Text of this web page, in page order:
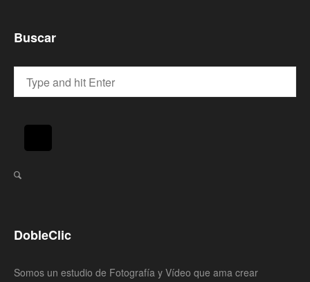
Buscar
DobleClic
Somos un estudio de Fotografía y Vídeo que ama crear